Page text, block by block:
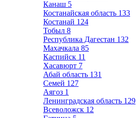
Канаш 5
Костанайская область 133
Костанай 124
Тобыл 8
Республика Дагестан 132
Махачкала 85
Каспийск 11
Хасавюрт 7
Абай область 131
Семей 127
Аягоз 1
Ленинградская область 129
Всеволожск 12